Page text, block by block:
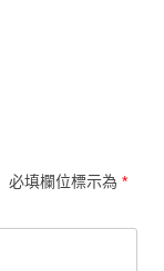
必填欄位標示為 *